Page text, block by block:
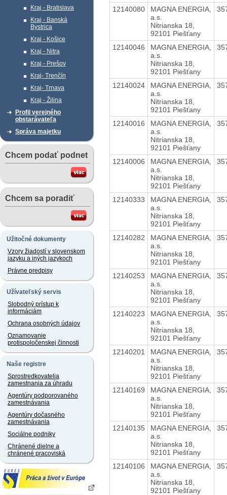
Kraj - Bratislava
Kraj - Banská
Bystrica
Kraj - Košice
Kraj - Nitra
Kraj - Prešov
Kraj- Trenčín
Kraj- Trnava
Kraj - Žilina
Profil verejného
obstarávateľa
Správa majetku
Chcem podať podnet
Chcem sa poradiť
Užitočné dokumenty
Vzory žiadostí v slovenskom
jazyku a iných jazykoch
Právne predpisy
Užívateľský servis
Slobodný prístup k
informáciám
Ochrana osobných údajov
Oznamovanie
protispoločenskej činnosti
Naše registre
Sprostredkovatelia
zamestnania za úhradu
Agentúry podporovaného
zamestnávania
Agentúry dočasného
zamestnávania
Sociálne podniky
Chránené dielne a
chránené pracoviská
12140080
MAGNA ENERGIA,
a.s.
Nitrianska 18,
92101 Piešťany
12140046
MAGNA ENERGIA,
a.s.
Nitrianska 18,
92101 Piešťany
12140024
MAGNA ENERGIA,
a.s.
Nitrianska 18,
92101 Piešťany
12140016
MAGNA ENERGIA,
a.s.
Nitrianska 18,
92101 Piešťany
12140006
MAGNA ENERGIA,
a.s.
Nitrianska 18,
92101 Piešťany
12140333
MAGNA ENERGIA,
a.s.
Nitrianska 18,
92101 Piešťany
12140282
MAGNA ENERGIA,
a.s.
Nitrianska 18,
92101 Piešťany
12140253
MAGNA ENERGIA,
a.s.
Nitrianska 18,
92101 Piešťany
12140223
MAGNA ENERGIA,
a.s.
Nitrianska 18,
92101 Piešťany
12140201
MAGNA ENERGIA,
a.s.
Nitrianska 18,
92101 Piešťany
12140169
MAGNA ENERGIA,
a.s.
Nitrianska 18,
92101 Piešťany
12140135
MAGNA ENERGIA,
a.s.
Nitrianska 18,
92101 Piešťany
12140106
MAGNA ENERGIA,
a.s.
Nitrianska 18,
92101 Piešťany